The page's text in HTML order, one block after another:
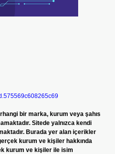
bir marka, kurum veya şahıs
Sitede yalnızca kendi
Burada yer alan içerikler
kurum ve kişiler hakkında
kurum ve kişiler ile isim